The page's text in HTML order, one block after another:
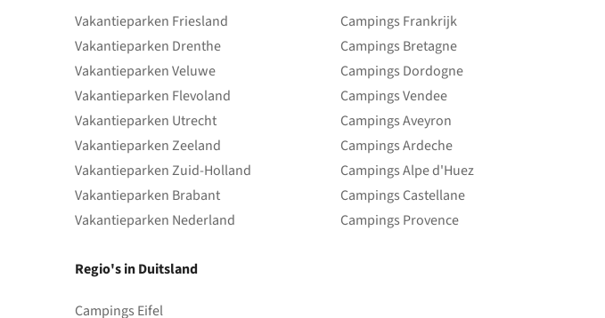
Vakantieparken Friesland
Vakantieparken Drenthe
Vakantieparken Veluwe
Vakantieparken Flevoland
Vakantieparken Utrecht
Vakantieparken Zeeland
Vakantieparken Zuid-Holland
Vakantieparken Brabant
Vakantieparken Nederland
Regio's in Duitsland
Campings Eifel
Campings Frankrijk
Campings Bretagne
Campings Dordogne
Campings Vendee
Campings Aveyron
Campings Ardeche
Campings Alpe d'Huez
Campings Castellane
Campings Provence